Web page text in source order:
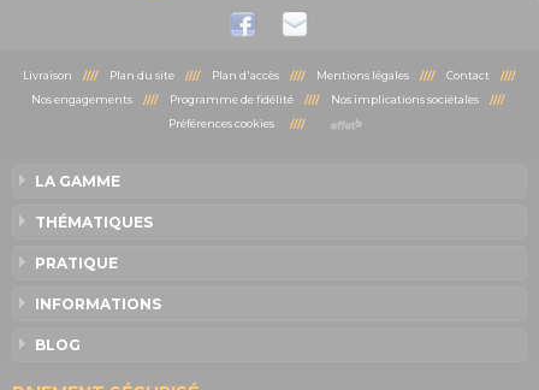
Livraison //// Plan du site //// Plan d'accès //// Mentions légales //// Contact ////
Nos engagements//// Programme de fidélité//// Nos implications sociétales////
Préférences cookies
////
LA GAMME
THÉMATIQUES
PRATIQUE
INFORMATIONS
BLOG